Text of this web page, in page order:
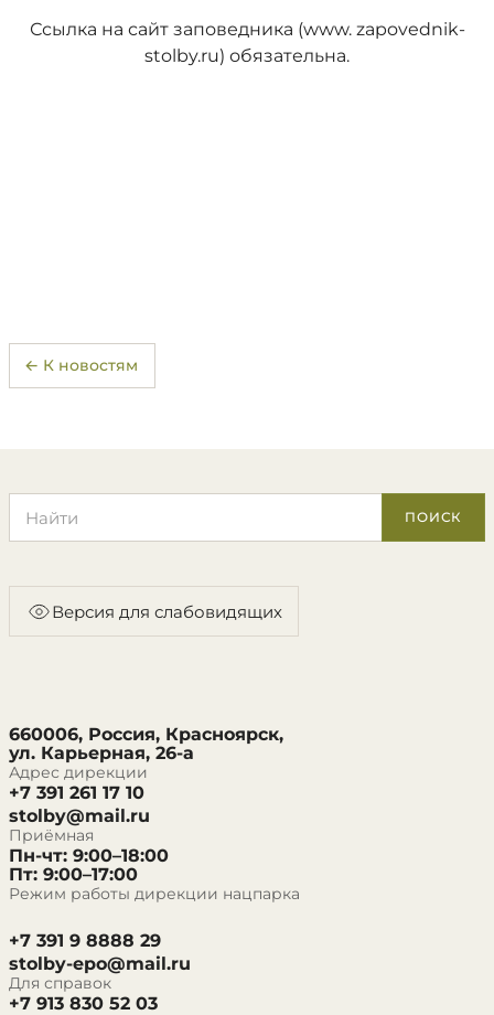
Ссылка на сайт заповедника (www. zapovednik-
stolby.ru) обязательна.
← К новостям
ПОИСК
Версия для слабовидящих
660006, Россия, Красноярск,
ул. Карьерная, 26-а
Адрес дирекции
+7 391 261 17 10
stolby@mail.ru
Приёмная
Пн-чт: 9:00–18:00
Пт: 9:00–17:00
Режим работы дирекции нацпарка
+7 391 9 8888 29
stolby-epo@mail.ru
Для справок
+7 913 830 52 03